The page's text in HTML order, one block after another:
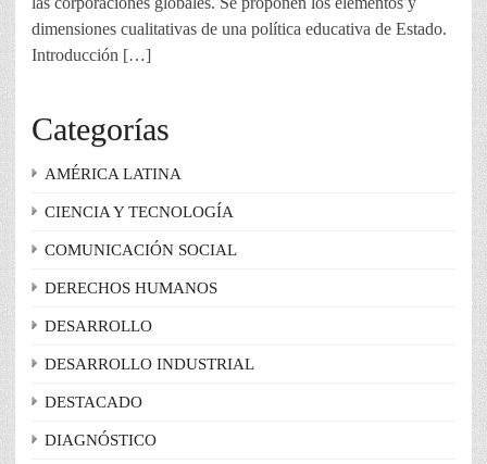
dimensiones cualitativas de una política educativa de Estado.
Introducción […]
Categorías
AMÉRICA LATINA
CIENCIA Y TECNOLOGÍA
COMUNICACIÓN SOCIAL
DERECHOS HUMANOS
DESARROLLO
DESARROLLO INDUSTRIAL
DESTACADO
DIAGNÓSTICO